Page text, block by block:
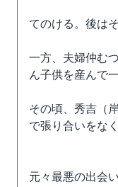
てのける。後は
一方、夫婦仲む
ん子供を産んで
その頃、秀吉（
で張り合いをな
元々最悪の出会